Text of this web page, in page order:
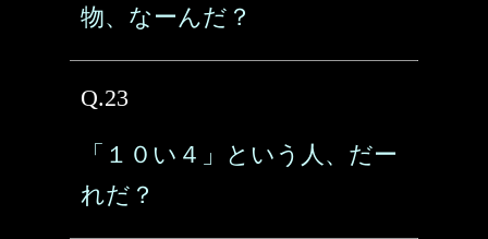
物、なーんだ？
Q.23
「１０い４」という人、だー
れだ？